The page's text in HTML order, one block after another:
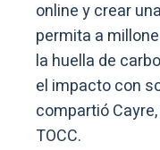
online y crear
permita a
la huella de
el impacto con
compartió
TOCC.